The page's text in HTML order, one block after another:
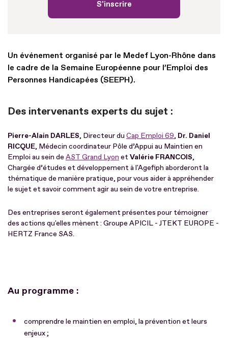
S'inscrire
Un événement organisé par le Medef Lyon-Rhône dans
le cadre de la Semaine Européenne pour l’Emploi des
Personnes Handicapées (SEEPH).
Des intervenants experts du sujet :
Pierre-Alain DARLES, Directeur du Cap Emploi 69, Dr. Daniel
RICQUE, Médecin coordinateur Pôle d’Appui au Maintien en
Emploi au sein de AST Grand Lyon etValérie FRANCOIS,
Chargée d’études et développement à l'Agefiph aborderont la
thématique de manière pratique, pour vous aider à appréhender
le sujet et savoir comment agir au sein de votre entreprise.
Des entreprises seront également présentes pour témoigner
des actions qu'elles mènent : Groupe APICIL - JTEKT EUROPE -
HERTZ France SAS.
Au programme :
comprendre le maintien en emploi, la prévention et leurs
enjeux ;